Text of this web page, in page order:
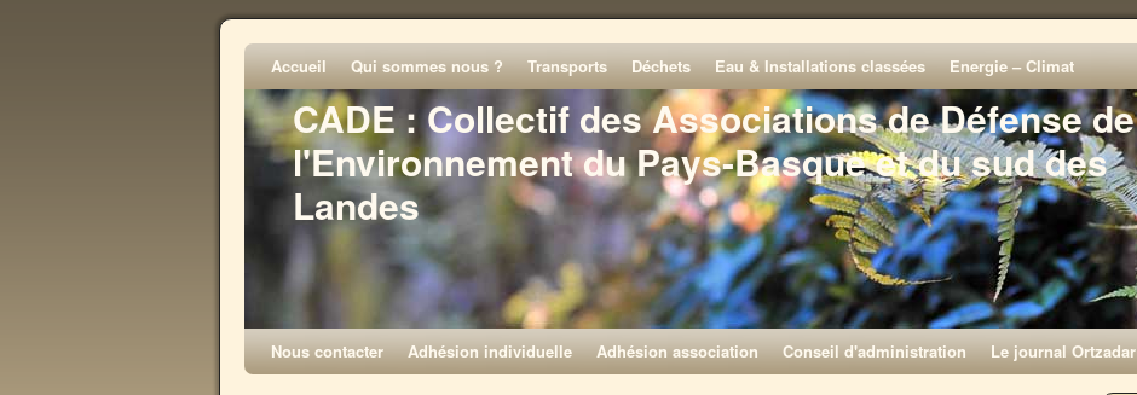
CADE : Collectif des Associations de Défense de
l'Environnement du Pays-Basque et du sud des
Landes
Accueil Qui sommes nous ? Transports Déchets Eau & Installations classées Energie – Climat
Nous contacter Adhésion individuelle Adhésion association Conseil d'administration Le journal Ortzadar